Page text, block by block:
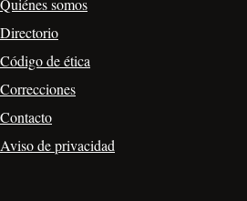
Quiénes somos
Directorio
Código de ética
Correcciones
Contacto
Aviso de privacidad